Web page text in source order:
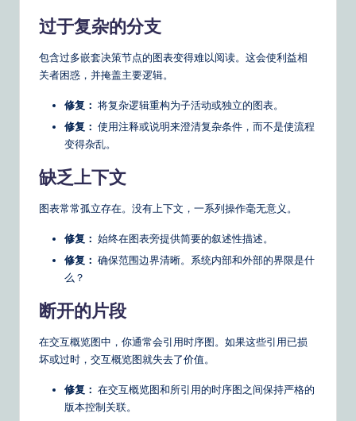
过于复杂的分支
包含过多嵌套决策节点的图表变得难以阅读。这会使利益相
关者困惑，并掩盖主要逻辑。
修复： 将复杂逻辑重构为子活动或独立的图表。
修复： 使用注释或说明来澄清复杂条件，而不是使流程
变得杂乱。
缺乏上下文
图表常常孤立存在。没有上下文，一系列操作毫无意义。
修复： 始终在图表旁提供简要的叙述性描述。
修复： 确保范围边界清晰。系统内部和外部的界限是什
么？
断开的片段
在交互概览图中，你通常会引用时序图。如果这些引用已损
坏或过时，交互概览图就失去了价值。
修复： 在交互概览图和所引用的时序图之间保持严格的
版本控制关联。